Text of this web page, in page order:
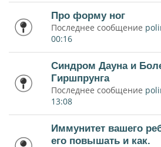
Про форму ног
Последнее сообщение
00:16
Синдром Дауна и
Гиршпрунга
Последнее сообщение
13:08
Иммунитет вашего
его повышать и как.